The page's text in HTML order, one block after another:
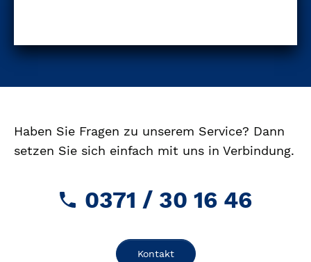
Haben Sie Fragen zu unserem Service? Dann
setzen Sie sich einfach mit uns in Verbindung.
0371 / 30 16 46
Kontakt